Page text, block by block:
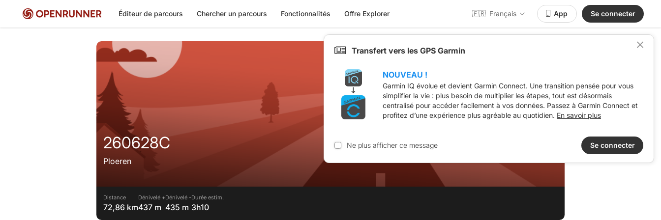
Éditeur de parcours Chercher un parcours Fonctionnalités Offre Explorer 🇫🇷 Français App Se connecter
260628C
Ploeren
Distance
72,86 km
Dénivelé +
437 m
Dénivelé -
435 m
Durée estim.
3h10
Transfert vers les GPS Garmin
NOUVEAU !
Garmin IQ évolue et devient Garmin Connect. Une transition pensée pour vous
simplifier la vie : plus besoin de multiplier les étapes, tout est désormais
centralisé pour accéder facilement à vos données. Passez à Garmin Connect et
profitez d’une expérience plus agréable au quotidien. En savoir plus
Ne plus afficher ce message Se connecter